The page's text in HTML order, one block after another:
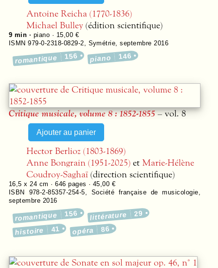
Antoine Reicha (1770-1836)
Michael Bulley (édition scientifique)
9 min · piano · 15,00 €
ISMN 979-0-2318-0829-2, Symétrie,septembre 2016
romantique 156 piano 146
Critique musicale, volume 8 : 1852-1855– vol. 8
Hector Berlioz (1803-1869)
Anne Bongrain (1951-2025) et Marie-Hélène
Coudroy-Saghaï (direction scientifique)
16,5 x 24 cm ·646 pages · 45,00 €
ISBN 978-2-85357-254-5, Société française de musicologie,
septembre 2016
romantique 156 littérature 29
histoire 41 opéra 86